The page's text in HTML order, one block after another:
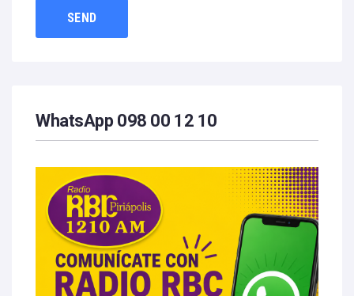
WhatsApp 098 00 12 10